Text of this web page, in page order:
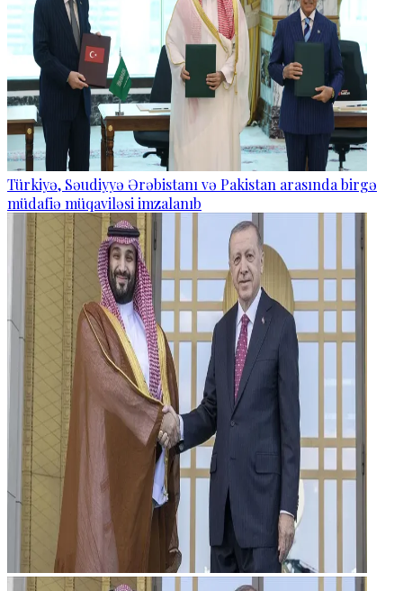
Türkiyə, Səudiyyə Ərəbistanı və Pakistan arasında birgə
müdafiə müqaviləsi imzalanıb